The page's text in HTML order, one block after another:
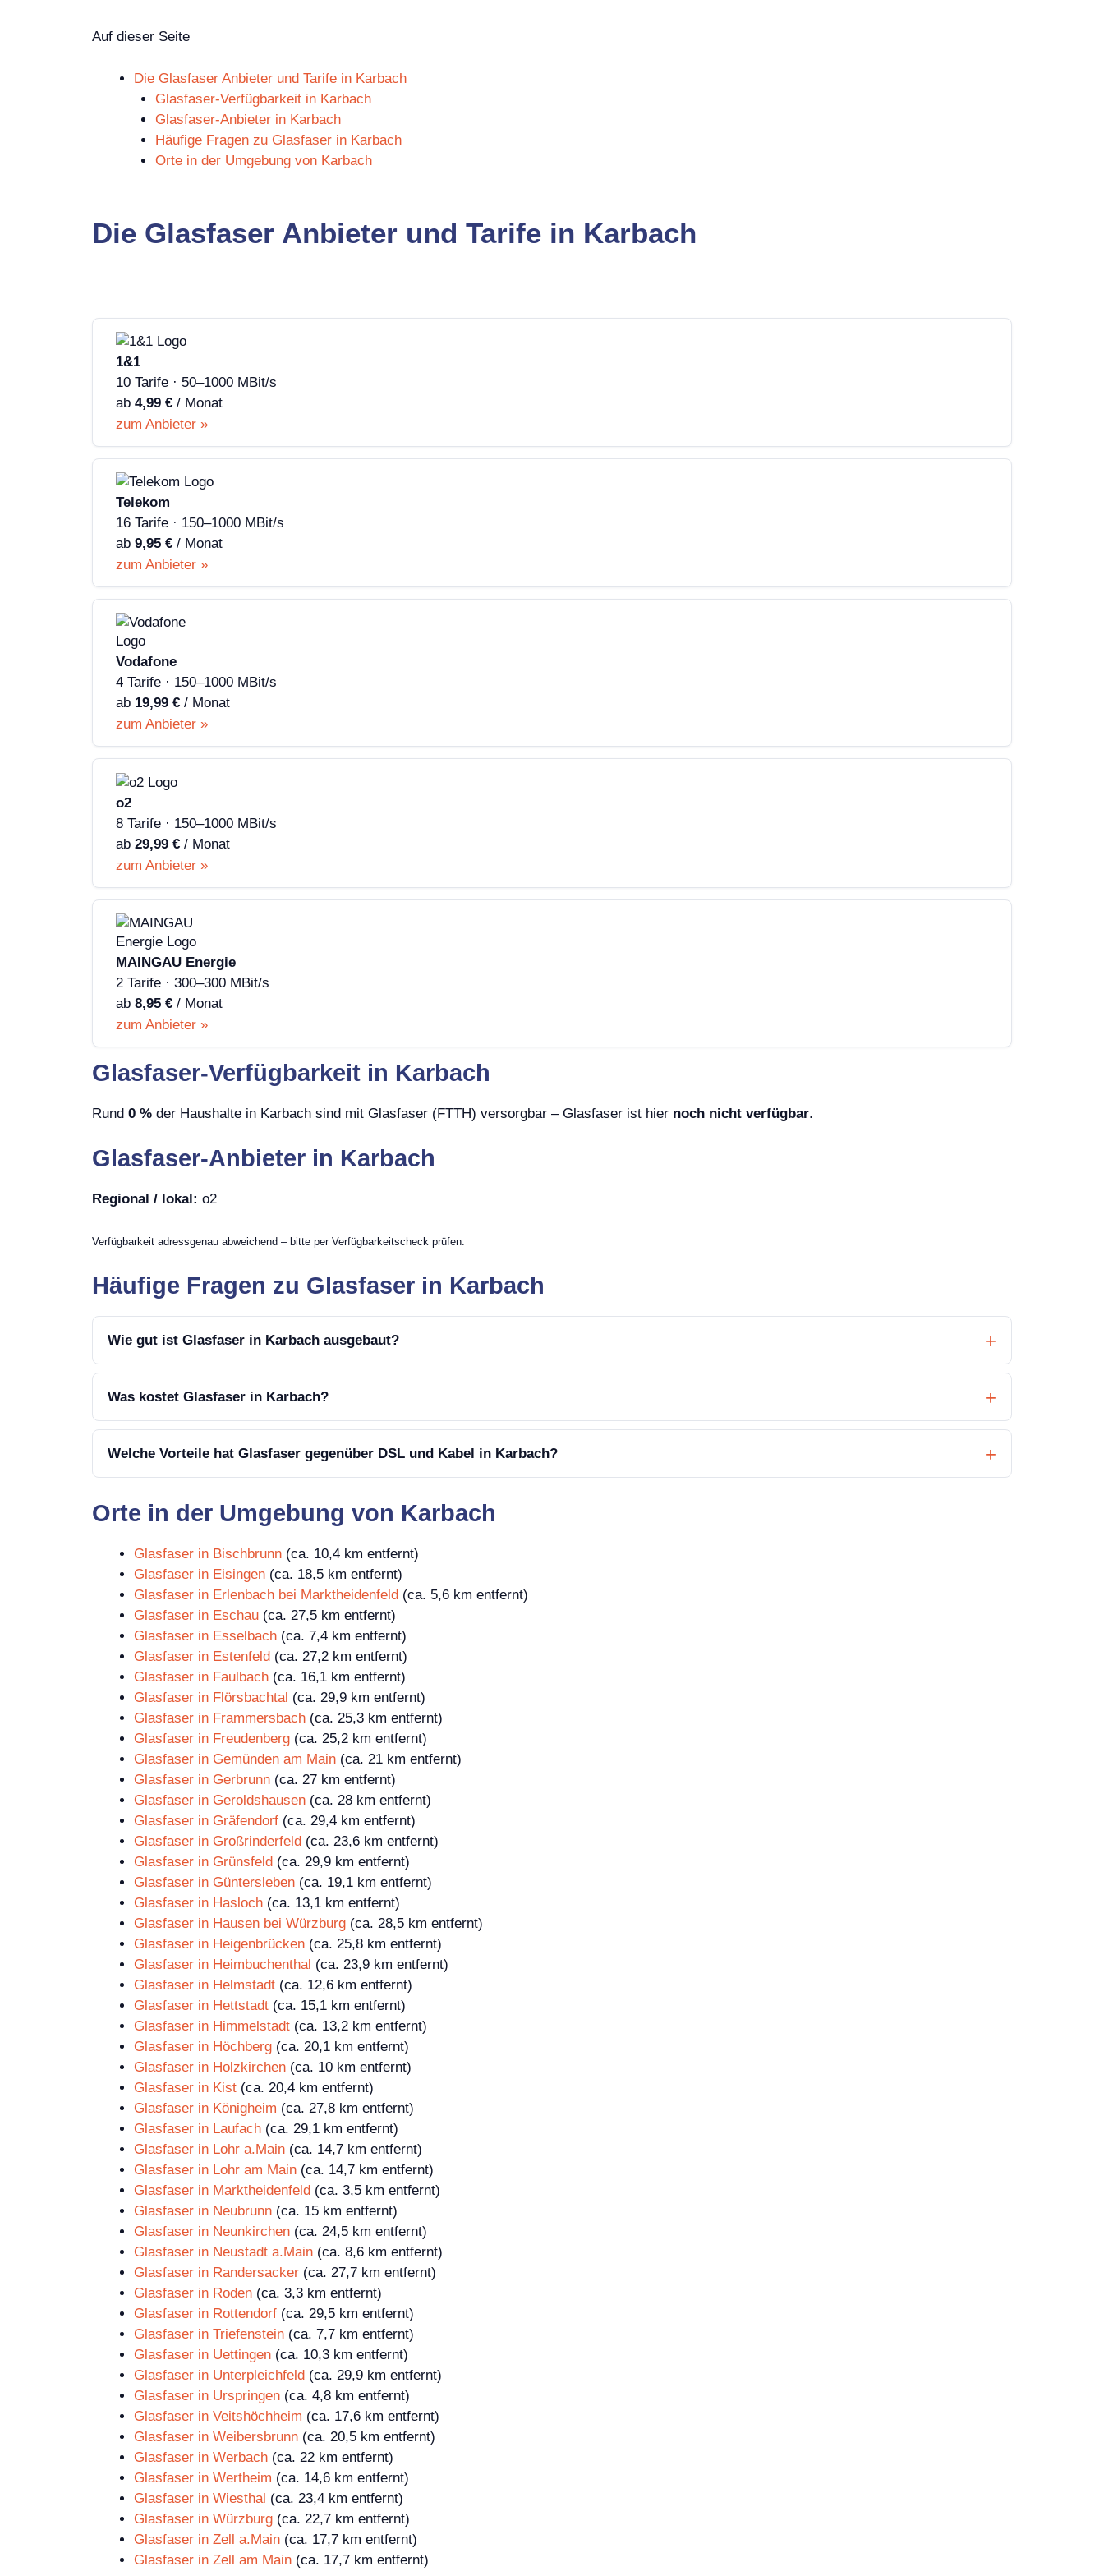
Auf dieser Seite
Die Glasfaser Anbieter und Tarife in Karbach
Glasfaser-Verfügbarkeit in Karbach
Glasfaser-Anbieter in Karbach
Häufige Fragen zu Glasfaser in Karbach
Orte in der Umgebung von Karbach
Die Glasfaser Anbieter und Tarife in Karbach
1&1
10 Tarife · 50–1000 MBit/s
ab 4,99 € / Monat
zum Anbieter »
Telekom
16 Tarife · 150–1000 MBit/s
ab 9,95 € / Monat
zum Anbieter »
Vodafone
4 Tarife · 150–1000 MBit/s
ab 19,99 € / Monat
zum Anbieter »
o2
8 Tarife · 150–1000 MBit/s
ab 29,99 € / Monat
zum Anbieter »
MAINGAU Energie
2 Tarife · 300–300 MBit/s
ab 8,95 € / Monat
zum Anbieter »
Glasfaser-Verfügbarkeit in Karbach
Rund 0 % der Haushalte in Karbach sind mit Glasfaser (FTTH) versorgbar – Glasfaser ist hier noch nicht verfügbar.
Glasfaser-Anbieter in Karbach
Regional / lokal: o2
Verfügbarkeit adressgenau abweichend – bitte per Verfügbarkeitscheck prüfen.
Häufige Fragen zu Glasfaser in Karbach
Wie gut ist Glasfaser in Karbach ausgebaut?
Was kostet Glasfaser in Karbach?
Welche Vorteile hat Glasfaser gegenüber DSL und Kabel in Karbach?
Orte in der Umgebung von Karbach
Glasfaser in Bischbrunn (ca. 10,4 km entfernt)
Glasfaser in Eisingen (ca. 18,5 km entfernt)
Glasfaser in Erlenbach bei Marktheidenfeld (ca. 5,6 km entfernt)
Glasfaser in Eschau (ca. 27,5 km entfernt)
Glasfaser in Esselbach (ca. 7,4 km entfernt)
Glasfaser in Estenfeld (ca. 27,2 km entfernt)
Glasfaser in Faulbach (ca. 16,1 km entfernt)
Glasfaser in Flörsbachtal (ca. 29,9 km entfernt)
Glasfaser in Frammersbach (ca. 25,3 km entfernt)
Glasfaser in Freudenberg (ca. 25,2 km entfernt)
Glasfaser in Gemünden am Main (ca. 21 km entfernt)
Glasfaser in Gerbrunn (ca. 27 km entfernt)
Glasfaser in Geroldshausen (ca. 28 km entfernt)
Glasfaser in Gräfendorf (ca. 29,4 km entfernt)
Glasfaser in Großrinderfeld (ca. 23,6 km entfernt)
Glasfaser in Grünsfeld (ca. 29,9 km entfernt)
Glasfaser in Güntersleben (ca. 19,1 km entfernt)
Glasfaser in Hasloch (ca. 13,1 km entfernt)
Glasfaser in Hausen bei Würzburg (ca. 28,5 km entfernt)
Glasfaser in Heigenbrücken (ca. 25,8 km entfernt)
Glasfaser in Heimbuchenthal (ca. 23,9 km entfernt)
Glasfaser in Helmstadt (ca. 12,6 km entfernt)
Glasfaser in Hettstadt (ca. 15,1 km entfernt)
Glasfaser in Himmelstadt (ca. 13,2 km entfernt)
Glasfaser in Höchberg (ca. 20,1 km entfernt)
Glasfaser in Holzkirchen (ca. 10 km entfernt)
Glasfaser in Kist (ca. 20,4 km entfernt)
Glasfaser in Königheim (ca. 27,8 km entfernt)
Glasfaser in Laufach (ca. 29,1 km entfernt)
Glasfaser in Lohr a.Main (ca. 14,7 km entfernt)
Glasfaser in Lohr am Main (ca. 14,7 km entfernt)
Glasfaser in Marktheidenfeld (ca. 3,5 km entfernt)
Glasfaser in Neubrunn (ca. 15 km entfernt)
Glasfaser in Neunkirchen (ca. 24,5 km entfernt)
Glasfaser in Neustadt a.Main (ca. 8,6 km entfernt)
Glasfaser in Randersacker (ca. 27,7 km entfernt)
Glasfaser in Roden (ca. 3,3 km entfernt)
Glasfaser in Rottendorf (ca. 29,5 km entfernt)
Glasfaser in Triefenstein (ca. 7,7 km entfernt)
Glasfaser in Uettingen (ca. 10,3 km entfernt)
Glasfaser in Unterpleichfeld (ca. 29,9 km entfernt)
Glasfaser in Urspringen (ca. 4,8 km entfernt)
Glasfaser in Veitshöchheim (ca. 17,6 km entfernt)
Glasfaser in Weibersbrunn (ca. 20,5 km entfernt)
Glasfaser in Werbach (ca. 22 km entfernt)
Glasfaser in Wertheim (ca. 14,6 km entfernt)
Glasfaser in Wiesthal (ca. 23,4 km entfernt)
Glasfaser in Würzburg (ca. 22,7 km entfernt)
Glasfaser in Zell a.Main (ca. 17,7 km entfernt)
Glasfaser in Zell am Main (ca. 17,7 km entfernt)